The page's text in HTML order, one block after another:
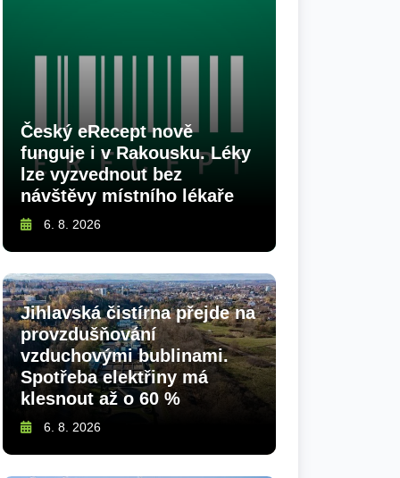
Český eRecept nově
funguje i v Rakousku. Léky
lze vyzvednout bez
návštěvy místního lékaře
6. 8. 2026
Jihlavská čistírna přejde na
provzdušňování
vzduchovými bublinami.
Spotřeba elektřiny má
klesnout až o 60 %
6. 8. 2026